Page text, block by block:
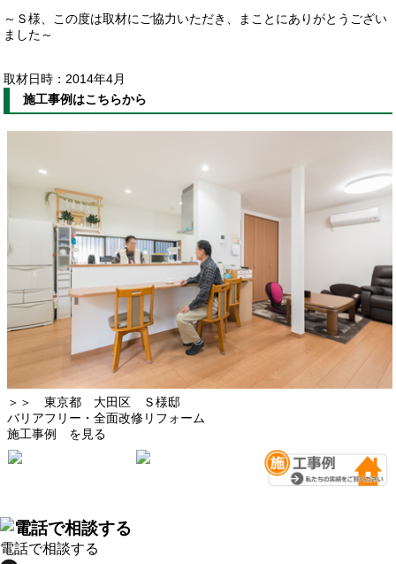
～Ｓ様、この度は取材にご協力いただき、まことにありがとうござい
ました～
取材日時：2014年4月
施工事例はこちらから
＞＞ 東京都 大田区 Ｓ様邸
バリアフリー・全面改修リフォーム
施工事例 を見る
電話で相談する